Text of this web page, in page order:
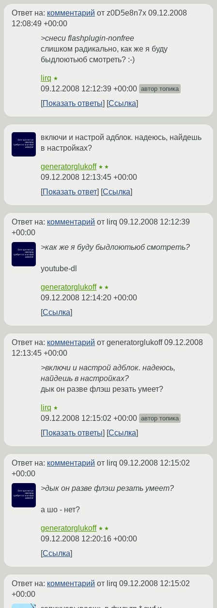
Ответ на: комментарий от z0D5e8n7x 09.12.2008
12:08:49 +00:00
>снеси flashplugin-nonfree
слишком радикально, как же я буду
быдлоютьюб смотреть? :-)
lirq ★
09.12.2008 12:12:39 +00:00 автор топика
Показать ответы Ссылка
включи и настрой адблок. надеюсь, найдешь
в настройках?
generatorglukoff ★★
09.12.2008 12:13:45 +00:00
Показать ответ
Ссылка
Ответ на: комментарий от lirq 09.12.2008 12:12:39
+00:00
>как же я буду быдлоютьюб смотреть?
youtube-dl
generatorglukoff ★★
09.12.2008 12:14:20 +00:00
Ссылка
Ответ на: комментарий от generatorglukoff09.12.2008
12:13:45 +00:00
>включи и настрой адблок. надеюсь,
найдешь в настройках?
дык он разве флэш резать умеет?
lirq ★
09.12.2008 12:15:02 +00:00 автор топика
Показать ответы Ссылка
Ответ на: комментарий от lirq 09.12.2008 12:15:02
+00:00
>дык он разве флэш резать умеет?
а шо - нет?
generatorglukoff ★★
09.12.2008 12:20:16 +00:00
Ссылка
Ответ на: комментарий от lirq 09.12.2008 12:15:02
+00:00